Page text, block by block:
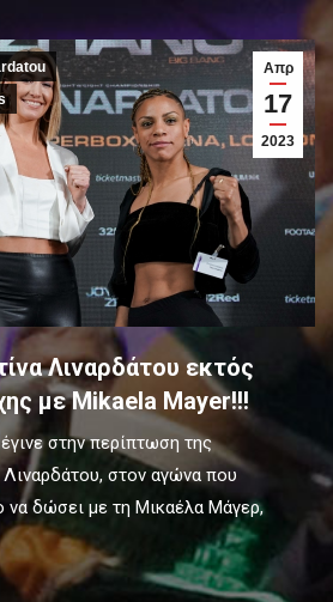
Απρ
17
2023
Λιναρδάτου εκτός
με Mikaela Mayer!!!
στην περίπτωση της
Λιναρδάτου, στον αγώνα που
να δώσει με τη Μικαέλα Μάγερ,